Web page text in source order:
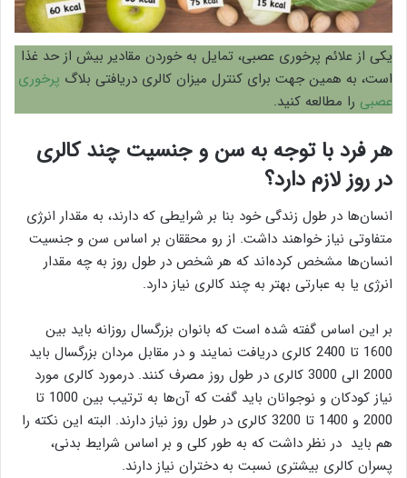
یکی از علائم پرخوری عصبی، تمایل به خوردن مقادیر بیش از حد غذا
است، به همین جهت برای کنترل میزان کالری دریافتی بلاگ پرخوری
عصبی را مطالعه کنید.
هر فرد با توجه به سن و جنسیت چند کالری
در روز لازم دارد؟
انسان‌ها در طول زندگی خود بنا بر شرایطی که دارند، به مقدار انرژی
متفاوتی نیاز خواهند داشت. از رو محققان بر اساس سن و جنسیت
انسان‌ها مشخص کرده‌اند که هر شخص در طول روز به چه مقدار
انرژی یا به عبارتی بهتر به چند کالری نیاز دارد.
بر این اساس گفته شده است که بانوان بزرگسال روزانه باید بین
1600 تا 2400 کالری دریافت نمایند و در مقابل مردان بزرگسال باید
2000 الی 3000 کالری در طول روز مصرف کنند. درمورد کالری مورد
نیاز کودکان و نوجوانان باید گفت که آن‌ها به ترتیب بین 1000 تا
2000 و 1400 تا 3200 کالری در طول روز نیاز دارند. البته این نکته را
هم باید در نظر داشت که به طور کلی و بر اساس شرایط بدنی،
پسران کالری بیشتری نسبت به دختران نیاز دارند.